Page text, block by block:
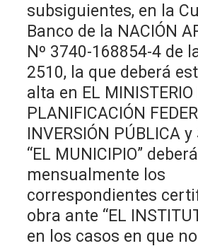
subsiguientes, en la
Banco de la NACIÓN
Nº 3740-168854-4 de
2510, la que deberá
alta en EL MINISTERIO
PLANIFICACIÓN
INVERSIÓN PÚBLICA y
“EL MUNICIPIO”
mensualmente los
correspondientes
obra ante “EL
en los casos en que